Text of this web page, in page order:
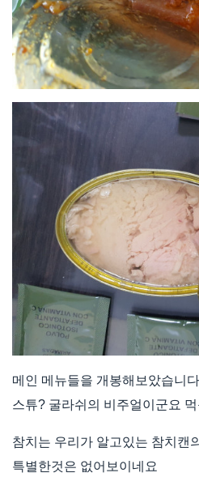
메인 메뉴들을 개봉해보았습니
스튜? 굴라쉬의 비주얼이군요
참치는 우리가 알고있는 참치캔
특별한것은 없어보이네요